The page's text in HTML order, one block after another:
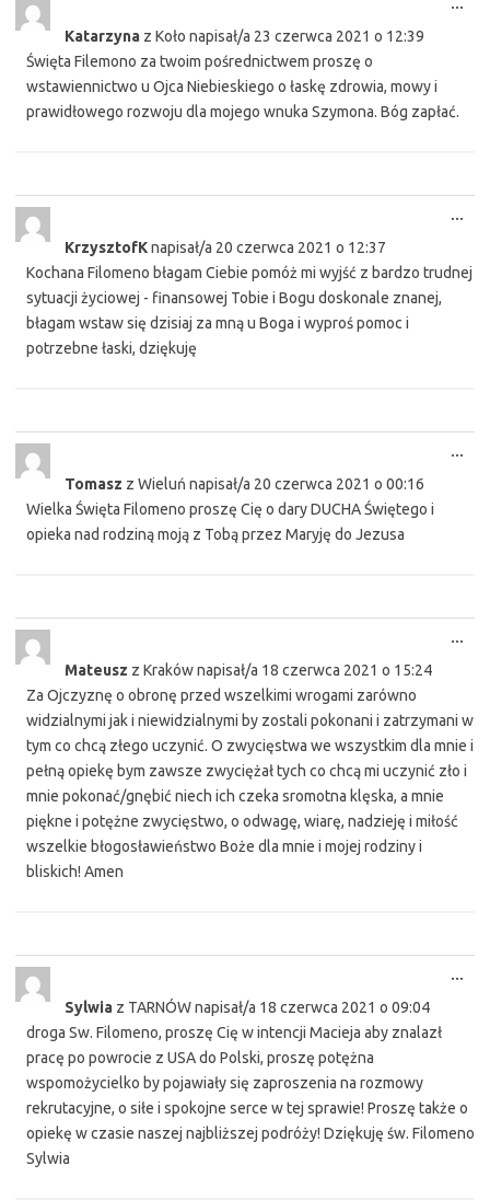
Katarzyna z Koło napisał/a 23 czerwca 2021 o 12:39
Święta Filemono za twoim pośrednictwem proszę o
wstawiennictwo u Ojca Niebieskiego o łaskę zdrowia, mowy i
prawidłowego rozwoju dla mojego wnuka Szymona. Bóg zapłać.
...
KrzysztofKnapisał/a 20 czerwca 2021 o 12:37
Kochana Filomeno błagam Ciebie pomóż mi wyjść z bardzo trudnej
sytuacji życiowej - finansowej Tobie i Bogu doskonale znanej,
błagam wstaw się dzisiaj za mną u Boga i wyproś pomoc i
potrzebne łaski, dziękuję
...
Tomasz z Wieluń napisał/a 20 czerwca 2021 o 00:16
Wielka Święta Filomeno proszę Cię o dary DUCHA Świętego i
opieka nad rodziną moją z Tobą przez Maryję do Jezusa
...
Mateusz z Krakównapisał/a 18 czerwca 2021 o 15:24
Za Ojczyznę o obronę przed wszelkimi wrogami zarówno
widzialnymi jak i niewidzialnymi by zostali pokonani i zatrzymani w
tym co chcą złego uczynić. O zwycięstwa we wszystkim dla mnie i
pełną opiekę bym zawsze zwyciężał tych co chcą mi uczynić zło i
mnie pokonać/gnębić niech ich czeka sromotna klęska, a mnie
piękne i potężne zwycięstwo, o odwagę, wiarę, nadzieję i miłość
wszelkie błogosławieństwo Boże dla mnie i mojej rodziny i
bliskich! Amen
...
Sylwia z TARNÓWnapisał/a 18 czerwca 2021 o 09:04
droga Sw. Filomeno, proszę Cię w intencji Macieja aby znalazł
pracę po powrocie z USA do Polski, proszę potężna
wspomożycielko by pojawiały się zaproszenia na rozmowy
rekrutacyjne, o siłe i spokojne serce w tej sprawie! Proszę także o
opiekę w czasie naszej najbliższej podróży! Dziękuję św. Filomeno
Sylwia
...